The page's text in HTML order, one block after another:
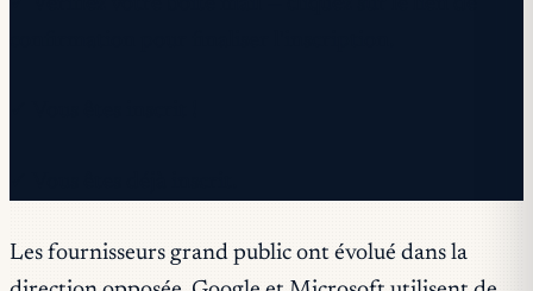
Les fournisseurs grand public ont évolué dans la